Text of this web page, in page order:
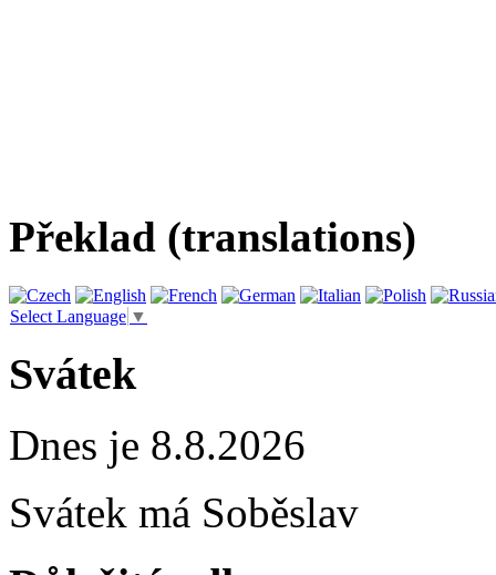
Překlad (translations)
Select Language ▼
Svátek
Dnes je 8.8.2026
Svátek má Soběslav